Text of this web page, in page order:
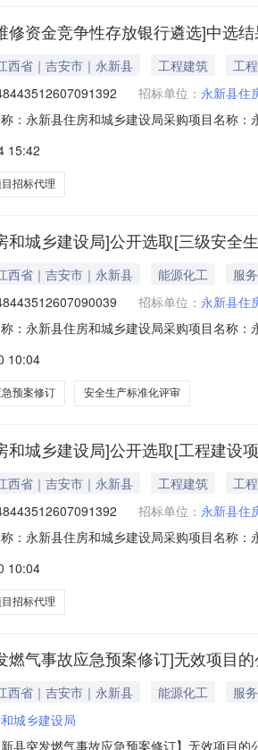
修资金竞争性存放银行遴选]中选
西省｜吉安市｜永新县 工程建筑
工程
招标单位： 永新县住
：永新县住房和城乡建设局采购项目名称
费6000-7500，最终金额以招标文件为准
15:42
招标代理
和城乡建设局]公开选取[三级安全
西省｜吉安市｜永新县 能源化工
服务
招标单位： 永新县住
：永新县住房和城乡建设局采购项目名称
间：3（个工作日）签订合同时间：15（个
江西源安安全咨询服务有限公
10:04
预案修订 安全生产标准化评审
和城乡建设局]公开选取[工程建设
西省｜吉安市｜永新县 工程建筑
工程
招标单位： 永新县住
：永新县住房和城乡建设局采购项目名称
准。服务内容：招标代理洽谈时间：3（个
泽洋项目管
10:04
招标代理
燃气事故应急预案修订]无效项目
西省｜吉安市｜永新县 能源化工
服务
城乡建设局
县突发燃气事故应急预案修订】无效项目